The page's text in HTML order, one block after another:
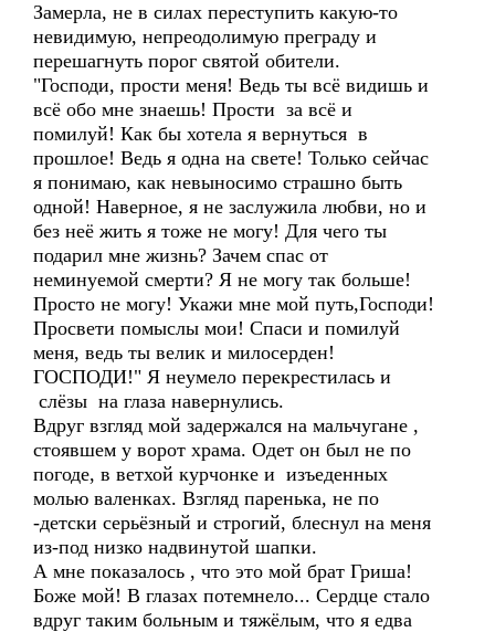
Замерла, не в силах переступить какую-то
невидимую, непреодолимую преграду и
перешагнуть порог святой обители.
"Господи, прости меня! Ведь ты всё видишь и
всё обо мне знаешь! Прости за всё и
помилуй! Как бы хотела я вернуться в
прошлое! Ведь я одна на свете! Только сейчас
я понимаю, как невыносимо страшно быть
одной! Наверное, я не заслужила любви, но и
без неё жить я тоже не могу! Для чего ты
подарил мне жизнь? Зачем спас от
неминуемой смерти? Я не могу так больше!
Просто не могу! Укажи мне мой путь,Господи!
Просвети помыслы мои! Спаси и помилуй
меня, ведь ты велик и милосерден!
ГОСПОДИ!" Я неумело перекрестилась и
слёзы на глаза навернулись.
Вдруг взгляд мой задержался на мальчугане ,
стоявшем у ворот храма. Одет он был не по
погоде, в ветхой курчонке и изъеденных
молью валенках. Взгляд паренька, не по
-детски серьёзный и строгий, блеснул на меня
из-под низко надвинутой шапки.
А мне показалось , что это мой брат Гриша!
Боже мой! В глазах потемнело... Сердце стало
вдруг таким больным и тяжёлым, что я едва